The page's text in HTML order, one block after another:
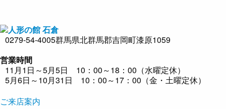
0279-54-4005群馬県北群馬郡吉岡町漆原1059
営業時間
11月1日～5月5日 10：00～18：00（水曜定休）
5月6日～10月31日 10：00～17：00（金・土曜定休）
ご来店案内